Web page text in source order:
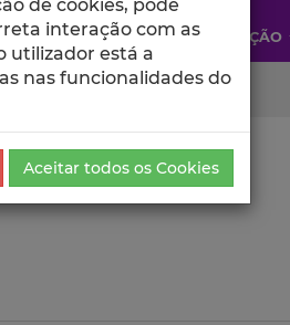
UNIDADES INVESTIGAÇÃO
de cookies, pode
interação com as
utilizador está a
nas funcionalidades do
Aceitar todos os Cookies